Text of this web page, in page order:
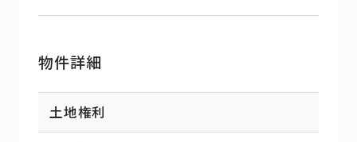
物件詳細
土地権利